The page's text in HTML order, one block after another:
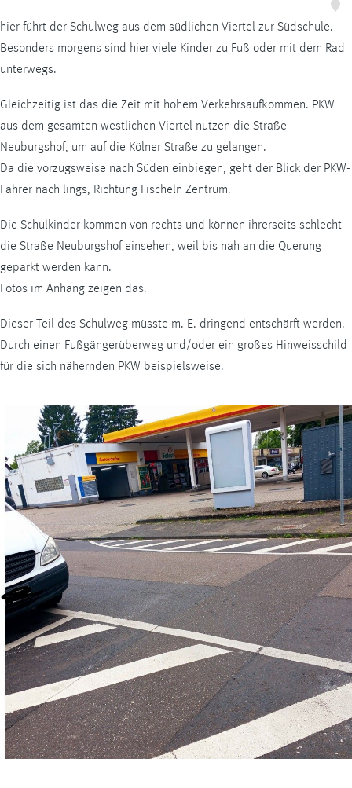
hier führt der Schulweg aus dem südlichen Viertel zur Südschule.
Besonders morgens sind hier viele Kinder zu Fuß oder mit dem Rad
unterwegs.
Gleichzeitig ist das die Zeit mit hohem Verkehrsaufkommen. PKW
aus dem gesamten westlichen Viertel nutzen die Straße
Neuburgshof, um auf die Kölner Straße zu gelangen.
Da die vorzugsweise nach Süden einbiegen, geht der Blick der PKW-
Fahrer nach lings, Richtung Fischeln Zentrum.
Die Schulkinder kommen von rechts und können ihrerseits schlecht
die Straße Neuburgshof einsehen, weil bis nah an die Querung
geparkt werden kann.
Fotos im Anhang zeigen das.
Dieser Teil des Schulweg müsste m. E. dringend entschärft werden.
Durch einen Fußgängerüberweg und/oder ein großes Hinweisschild
für die sich nähernden PKW beispielsweise.